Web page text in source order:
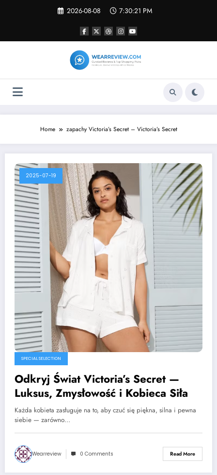
2026-08-08 7:30:21 PM
Home zapachy Victoria’s Secret – Victoria’s Secret
2025-07-19
SPECIAL SELECTION
Odkryj Świat Victoria’s Secret —
Luksus, Zmysłowość i Kobieca Siła
Każda kobieta zasługuje na to, aby czuć się piękna, silna i pewna
siebie — zarówno…
Wearreview 0 Comments Read More